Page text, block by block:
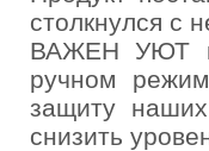
столкнулся с
ВАЖЕН УЮТ
ручном
защиту
снизить